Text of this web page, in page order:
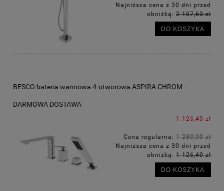
Najniższa cena z 30 dni przed
obniżką: 2 107,60 zł
DO KOSZYKA
BESCO bateria wannowa 4-otworowa ASPIRA CHROM -
DARMOWA DOSTAWA
1 126,40 zł
Cena regularna: 1 280,00 zł
Najniższa cena z 30 dni przed
obniżką: 1 126,40 zł
DO KOSZYKA